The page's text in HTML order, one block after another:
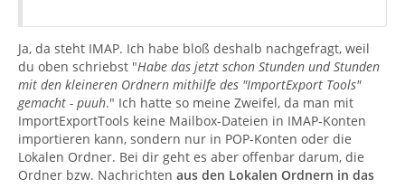
Ja, da steht IMAP. Ich habe bloß deshalb nachgefragt, weil
du oben schriebst "Habe das jetzt schon Stunden und Stunden
mit den kleineren Ordnern mithilfe des "ImportExport Tools"
gemacht - puuh." Ich hatte so meine Zweifel, da man mit
ImportExportTools keine Mailbox-Dateien in IMAP-Konten
importieren kann, sondern nur in POP-Konten oder die
Lokalen Ordner. Bei dir geht es aber offenbar darum, die
Ordner bzw. Nachrichten aus den Lokalen Ordnern in das